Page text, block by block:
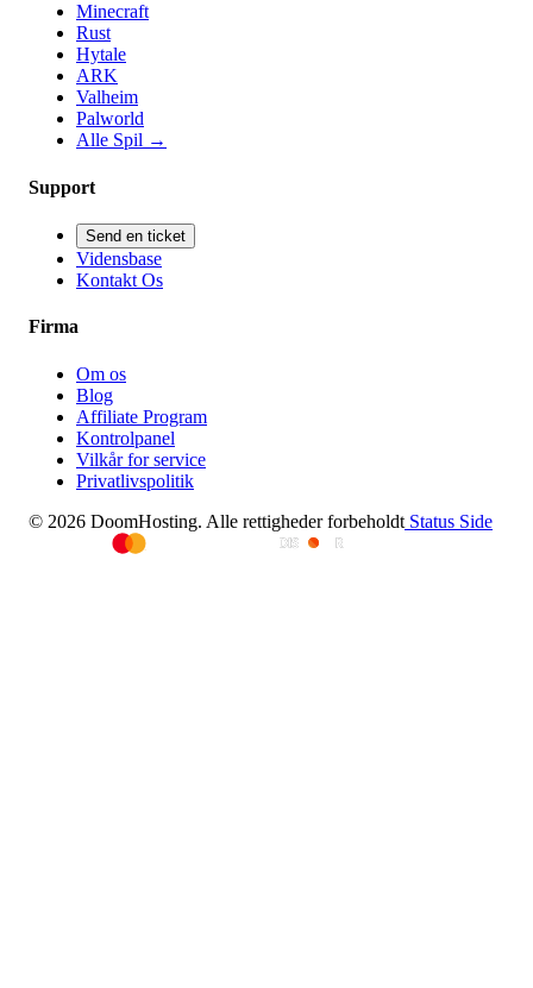
Minecraft
Rust
Hytale
ARK
Valheim
Palworld
Alle Spil →
Support
Send en ticket
Vidensbase
Kontakt Os
Firma
Om os
Blog
Affiliate Program
Kontrolpanel
Vilkår for service
Privatlivspolitik
© 2026 DoomHosting. Alle rettigheder forbeholdt Status Side